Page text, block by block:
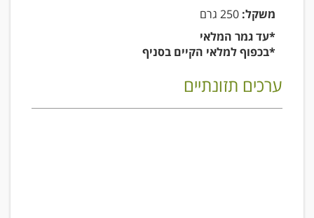
משקל:
*עד גמר המלאי
*בכפוף למלאי הקיים בסניף
ערכים תזונתיים